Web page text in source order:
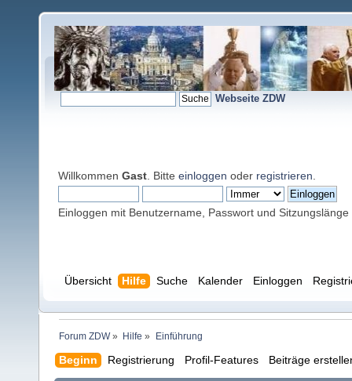
Webseite ZDW
Willkommen Gast . Bitte einloggen oder registrieren
Einloggen mit Benutzername, Passwort und Sitzungslänge
Übersicht Hilfe Suche Kalender Einloggen
Forum ZDW» Hilfe » Einführung
Beginn Registrierung Profil-Features Beiträge